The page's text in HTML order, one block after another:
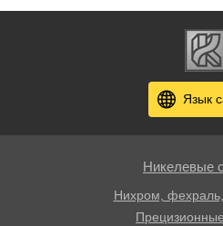
Язык
Никелевые
Нихром,